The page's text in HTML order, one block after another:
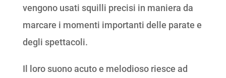
vengono usati squilli precisi in maniera da
marcare i momenti importanti delle parate e
degli spettacoli.
Il loro suono acuto e melodioso riesce ad